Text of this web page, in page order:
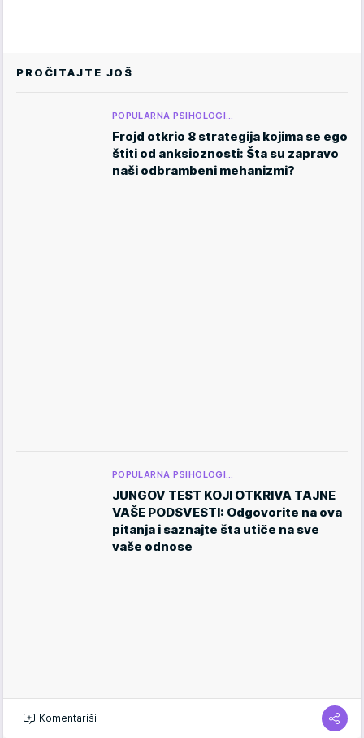
PROČITAJTE JOŠ
POPULARNA PSIHOLOGI…
Frojd otkrio 8 strategija kojima se ego
štiti od anksioznosti: Šta su zapravo
naši odbrambeni mehanizmi?
POPULARNA PSIHOLOGI…
JUNGOV TEST KOJI OTKRIVA TAJNE
VAŠE PODSVESTI: Odgovorite na ova
pitanja i saznajte šta utiče na sve
vaše odnose
Komentariši